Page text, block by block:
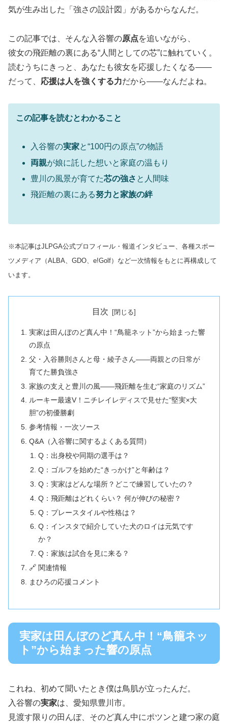
気が生み出した「強さの設計図」があるからなんだ。
この記事では、そんな入谷響の原点を追いながら、
彼女の飛距離の裏にある“人間としての芯”に触れていく。
読むうちにきっと、あなたも彼女を応援したくなる――
だって、 応援は人を強くする力だから――なんだよね。
この記事を読むとわかること
入谷響の実家と“100円の原点”の物語
両親が娘に託した想いと家庭の温もり
豊川の風景が育てた芯の強さ と人間味
飛距離の裏にある努力と家族の絆
※本記事はJLPGA公式プロフィール・報道インタビュー、各種スポー
ツメディア（ALBA、GDO、e!Golf）など一次情報をもとに再構成して
います。
目次
実家は田んぼのど真ん中！“鳥籠ネット”から始まった響
の原点
父・入谷勝則さんと母・綾子さん――両親との日常が
育てた勝負強さ
家族の支えと豊川の風――飛距離を生む“家庭のリズム”
ルーキー最速V！ニチレイレディスで見せた“堅実×大
胆”の初優勝劇
参考情報・一次ソース
Q&A（入谷響に関するよくある質問）
Q：出身校や同期の選手は？
Q：ゴルフを始めた“きっかけ”と年齢は？
Q：実家はどんな場所？どこで練習していたの？
Q：飛距離はどれくらい？ 何が伸びの秘密？
Q：プレースタイルや性格は？
Q：インスタで紹介していた犬のロイは元気です
か？
Q：家族は試合を見に来る？
🔗 関連情報
まひろの応援コメント
実家は田んぼのど真ん中！“鳥籠ネッ
ト”から始まった響の原点
これね、初めて聞いたとき僕は鳥肌が立ったんだ。
入谷響の実家は、愛知県豊川市。
見渡す限りの田んぼ、そのど真ん中にポツンと建つ家の庭